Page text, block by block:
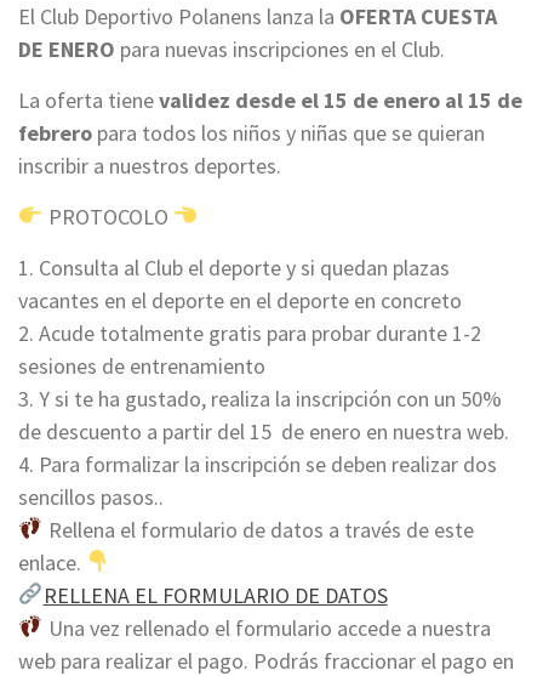
El Club Deportivo Polanens lanza la OFERTA CUESTA
DE ENERO para nuevas inscripciones en el Club.
La oferta tienevalidez desde el 15 de enero al 15 de
febrero para todos los niños y niñas que se quieran
inscribir a nuestros deportes.
PROTOCOLO
1. Consulta al Club el deporte y si quedan plazas
vacantes en el deporte en el deporte en concreto
2. Acude totalmente gratis para probar durante 1-2
sesiones de entrenamiento
3. Y si te ha gustado, realiza la inscripción con un 50%
de descuento a partir del 15 de enero en nuestra web.
4. Para formalizar la inscripción se deben realizar dos
sencillos pasos..
Rellena el formulario de datos a través de este
enlace.
RELLENA EL FORMULARIO DE DATOS
Una vez rellenado el formulario accede a nuestra
web para realizar el pago. Podrás fraccionar el pago en